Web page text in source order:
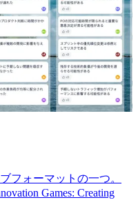
フォーマットの一つ。
Games: Creating